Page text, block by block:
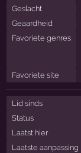
Geslacht
Geaardheid
Favoriete genres
Favoriete site
Lid sinds
Status
Laatst hier
Laatste aanpassing